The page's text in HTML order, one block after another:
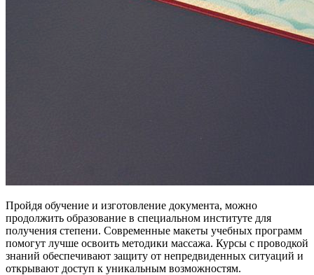
Пройдя обучение и изготовление документа, можно
продолжить образование в специальном институте для
получения степени. Современные макеты учебных программ
помогут лучше освоить методики массажа. Курсы с проводкой
знаний обеспечивают защиту от непредвиденных ситуаций и
открывают доступ к уникальным возможностям.